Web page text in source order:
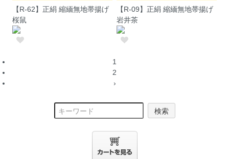
【R-62】正絹 縮緬無地帯揚げ
桜鼠
【R-09】正絹 縮緬無地帯揚げ
岩井茶
1
2
›
検索